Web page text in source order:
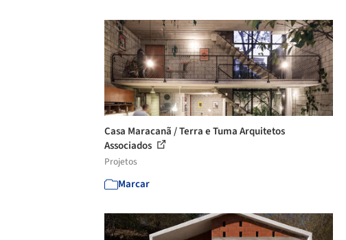
Casa Maracanã / Terra e Tuma Arquitetos
Associados
Projetos
Marcar